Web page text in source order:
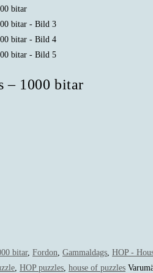
– 1000 bitar
bitar, Fordon Gammaldags HOP -
HOP puzzles house of puzzles